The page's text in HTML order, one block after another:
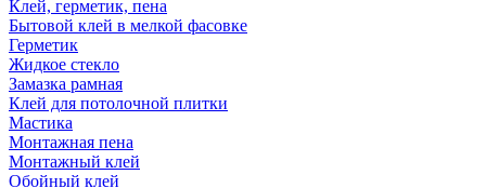
Клей, герметик, пена
Бытовой клей в мелкой фасовке
Герметик
Жидкое стекло
Замазка рамная
Клей для потолочной плитки
Мастика
Монтажная пена
Монтажный клей
Обойный клей